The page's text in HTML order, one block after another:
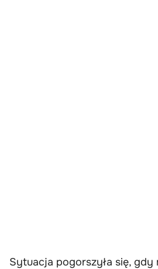
Sytuacja pogorszyła się, gdy